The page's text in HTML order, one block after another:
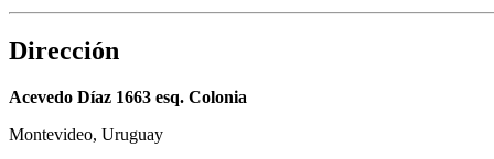
Dirección
Acevedo Díaz 1663 esq. Colonia
Montevideo, Uruguay